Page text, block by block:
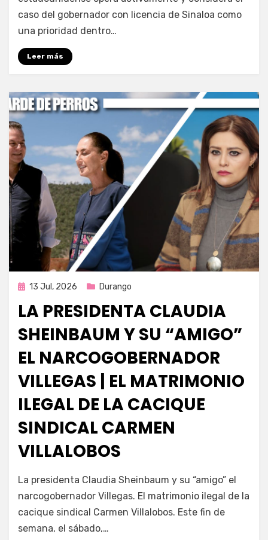
caso del gobernador con licencia de Sinaloa como
una prioridad dentro…
Leer más
Publicada
13 Jul, 2026 Durango
LA PRESIDENTA CLAUDIA
SHEINBAUM Y SU “AMIGO”
EL NARCOGOBERNADOR
VILLEGAS | EL MATRIMONIO
ILEGAL DE LA CACIQUE
SINDICAL CARMEN
VILLALOBOS
Fernando Miranda Servín
La presidenta Claudia Sheinbaum y su “amigo” el
narcogobernador Villegas. El matrimonio ilegal de la
cacique sindical Carmen Villalobos. Este fin de
semana, el sábado,…